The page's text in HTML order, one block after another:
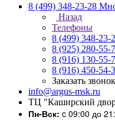
8 (499) 348-23-28
Назад
Телефоны
8 (499) 348-23-
8 (925) 280-55-
8 (916) 130-55-
8 (916) 450-54-
Заказать звонок
info@argus-msk.ru
ТЦ "Каширский
Пн-Вск: c 09:00 до